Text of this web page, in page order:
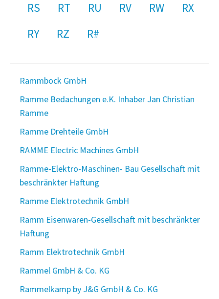
RS
RT RU RV RW
RX
RY
RZ R#
Rammbock GmbH
Ramme Bedachungen e.K. Inhaber Jan Christian
Ramme
Ramme Drehteile GmbH
RAMME Electric Machines GmbH
Ramme-Elektro-Maschinen- Bau Gesellschaft mit
beschränkter Haftung
Ramme Elektrotechnik GmbH
Ramm Eisenwaren-Gesellschaft mit beschränkter
Haftung
Ramm Elektrotechnik GmbH
Rammel GmbH & Co. KG
Rammelkamp by J&G GmbH & Co. KG